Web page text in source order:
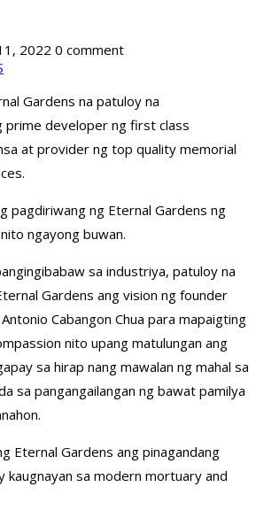
2022 0 comment
Gardens na patuloy na
prime developer ng first class
at provider ng top quality memorial
pagdiriwang ng Eternal Gardens ng
ngayong buwan.
sa industriya, patuloy na
Gardens ang vision ng founder
Cabangon Chua para mapaigting
nito upang matulungan ang
sa hirap nang mawalan ng mahal sa
sa pangangailangan ng bawat pamilya
Eternal Gardens ang pinagandang
kaugnayan sa modern mortuary and